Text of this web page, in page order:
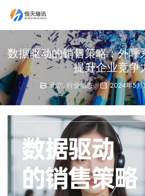
数据驱动的销售策略：外呼
提升企业竞争
北京 行业动态 2024年5月